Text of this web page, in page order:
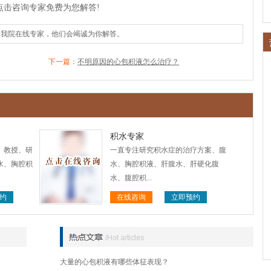
咨询专家免费为您解答!
院在线专家，他们会竭诚为你解答。
下一篇： 不明原因的心包积液怎么治疗？
教授、研
、胸腔积
积水专家
一直专注研究积水症的治疗方案、腹
水、胸腔积液、肝腹水、肝硬化腹
水、腹腔积...
在线咨询 立即预约
大量的心包积液有哪些体征表现？